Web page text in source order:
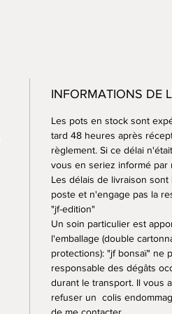
utilisée, leur épaisseur et
des pots dans le four lors
à 1250°.
Certains de mes pots
brute, sans émail, mais
à 1250°
A cette température,
étanche et résistante au
donc c’est idéal pour vos
passent l’année dehors.
INFORMATIONS DE
Les pots en stock sont
tard 48 heures après
règlement. Si ce délai
vous en seriez informé par
Les délais de livraison sont
poste et n'engage pas la
"jf-edition"
Un soin particulier est
l'emballage (double
protections): "jf bonsaï" ne
responsable des dégâts
durant le transport. Il vous
refuser un colis